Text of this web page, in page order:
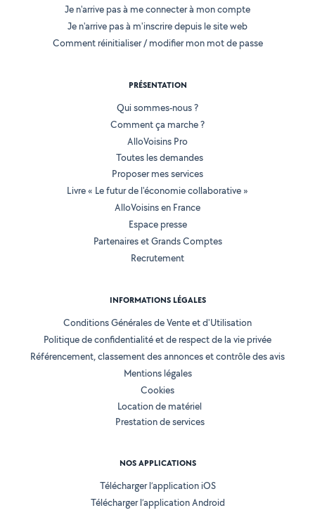
Je n'arrive pas à me connecter à mon compte
Je n'arrive pas à m'inscrire depuis le site web
Comment réinitialiser / modifier mon mot de passe
PRÉSENTATION
Qui sommes-nous ?
Comment ça marche ?
AlloVoisins Pro
Toutes les demandes
Proposer mes services
Livre « Le futur de l'économie collaborative »
AlloVoisins en France
Espace presse
Partenaires et Grands Comptes
Recrutement
INFORMATIONS LÉGALES
Conditions Générales de Vente et d'Utilisation
Politique de confidentialité et de respect de la vie privée
Référencement, classement des annonces et contrôle des avis
Mentions légales
Cookies
Location de matériel
Prestation de services
NOS APPLICATIONS
Télécharger l’application iOS
Télécharger l’application Android